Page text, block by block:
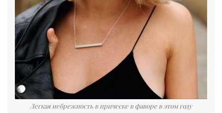
Легкая небрежность в прическе в фаворе в этом году